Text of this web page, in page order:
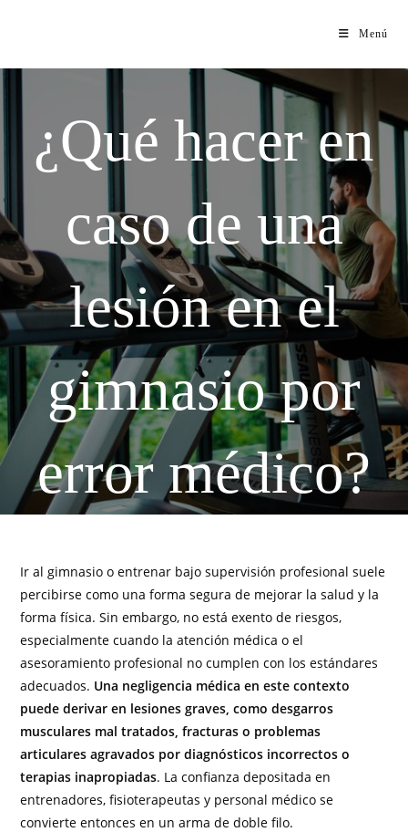
Menú
¿Qué hacer en
caso de una
lesión en el
gimnasio por
error médico?
Ir al gimnasio o entrenar bajo supervisión profesional suele
percibirse como una forma segura de mejorar la salud y la
forma física. Sin embargo, no está exento de riesgos,
especialmente cuando la atención médica o el
asesoramiento profesional no cumplen con los estándares
adecuados. Una negligencia médica en este contexto
puede derivar en lesiones graves, como desgarros
musculares mal tratados, fracturas o problemas
articulares agravados por diagnósticos incorrectos o
terapias inapropiadas. La confianza depositada en
entrenadores, fisioterapeutas y personal médico se
convierte entonces en un arma de doble filo.